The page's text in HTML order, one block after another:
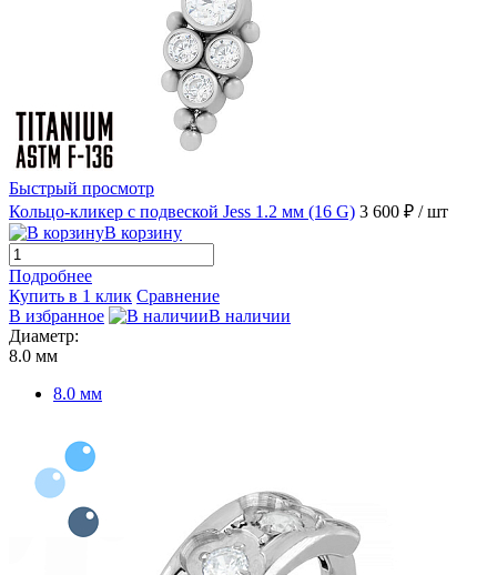
Быстрый просмотр
Кольцо-кликер с подвеской Jess 1.2 мм (16 G) 3 600 ₽ / шт
В корзину
Подробнее
Купить в 1 клик Сравнение
В избранное
В наличии
Диаметр:
8.0 мм
8.0 мм